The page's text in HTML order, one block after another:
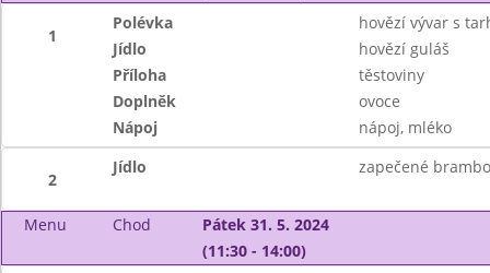
1
Polévka
hovězí vývar s
Jídlo
hovězí guláš
Příloha
těstoviny
Doplněk
ovoce
Nápoj
nápoj, mléko
2
Jídlo zapečené
Menu Chod
Pátek 31. 5. 2024
(11:30 - 14:00)